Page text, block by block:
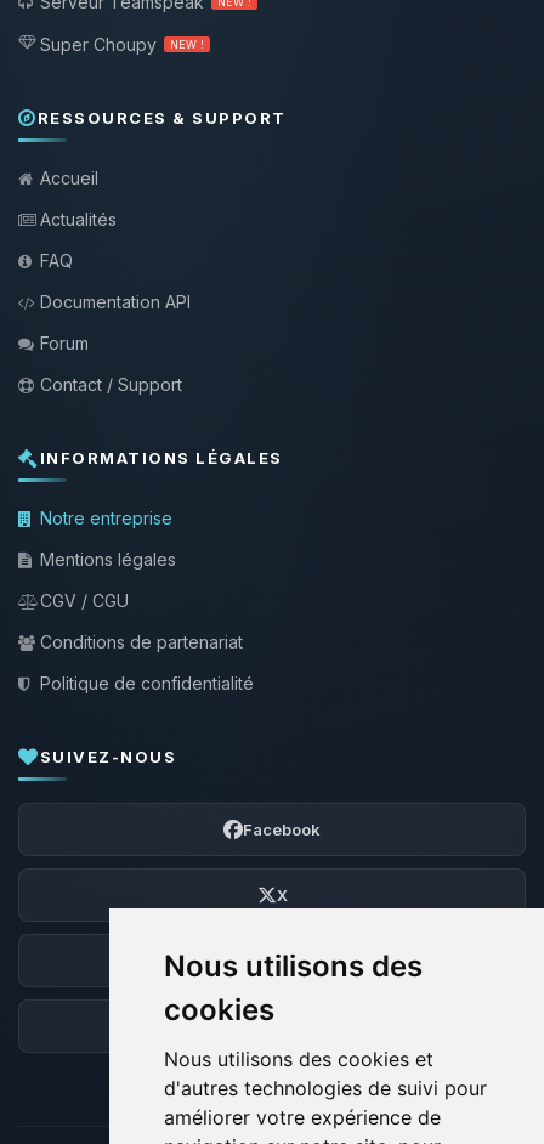
Nous utilisons des
cookies
Nous utilisons des cookies et
d'autres technologies de suivi pour
améliorer votre expérience de
Super Choupy NEW !
RESSOURCES & SUPPORT
Accueil
Actualités
FAQ
Documentation API
Forum
Contact / Support
INFORMATIONS LÉGALES
Notre entreprise
Mentions légales
CGV / CGU
Conditions de partenariat
Politique de confidentialité
SUIVEZ-NOUS
Facebook
X
Discord
Forum